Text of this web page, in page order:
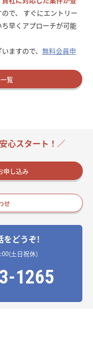
ので、 すぐにエントリー
早くアプローチが可能
いますので、無料会員申
覧
心スタート！／
申し込み
せ
をどうぞ!
土日祝休)
1265